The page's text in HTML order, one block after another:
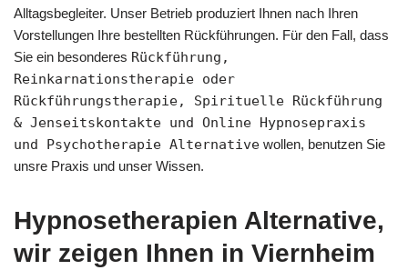
Alltagsbegleiter. Unser Betrieb produziert Ihnen nach Ihren
Vorstellungen Ihre bestellten Rückführungen. Für den Fall, dass
Sie ein besonderes Rückführung,
Reinkarnationstherapie oder
Rückführungstherapie, Spirituelle Rückführung
& Jenseitskontakte und Online Hypnosepraxis
und Psychotherapie Alternative wollen, benutzen Sie
unsre Praxis und unser Wissen.
Hypnosetherapien Alternative,
wir zeigen Ihnen in Viernheim